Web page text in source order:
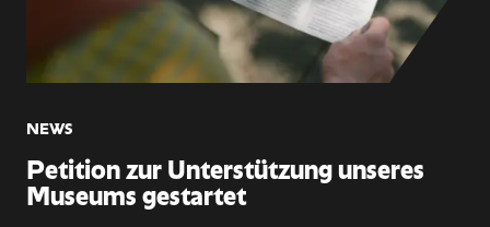
NEWS
Petition zur Unterstützung unseres
Museums gestartet